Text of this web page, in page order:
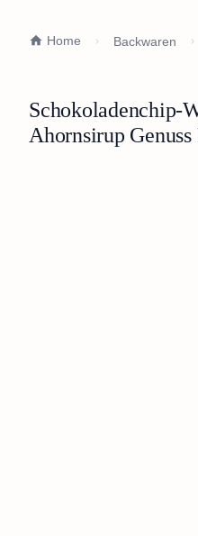
Home Backwaren
Schokoladenchip-
Ahornsirup Genuss